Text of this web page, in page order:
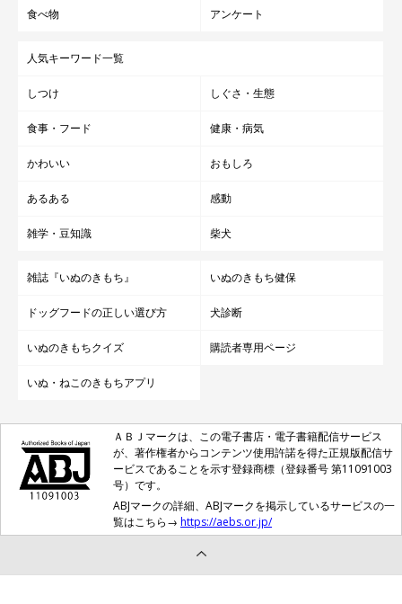
食べ物 アンケート
人気キーワード一覧
しつけ しぐさ・生態
食事・フード 健康・病気
かわいい おもしろ
あるある 感動
雑学・豆知識 柴犬
雑誌『いぬのきもち』 いぬのきもち健保
ドッグフードの正しい選び方 犬診断
いぬのきもちクイズ 購読者専用ページ
いぬ・ねこのきもちアプリ
ＡＢＪマークは、この電子書店・電子書籍配信サービス
が、著作権者からコンテンツ使用許諾を得た正規版配信サ
ービスであることを示す登録商標（登録番号 第11091003
号）です。
ABJマークの詳細、ABJマークを掲示しているサービスの一
覧はこちら→ https://aebs.or.jp/